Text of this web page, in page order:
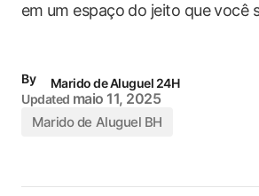
em ⁤um espaço do jeito que você
By
Marido de Aluguel 24H
Updated maio 11, 2025
Marido de Aluguel BH